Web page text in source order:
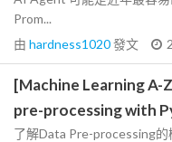
Prom...
由 hardness1020發文
[Machine Learning A-
pre-processing with
了解Data Pre-processing